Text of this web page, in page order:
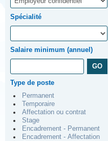
Spécialité
Salaire minimum (annuel)
Type de poste
Permanent
Temporaire
Affectation ou contrat
Stage
Encadrement - Permanent
Encadrement - Affectation